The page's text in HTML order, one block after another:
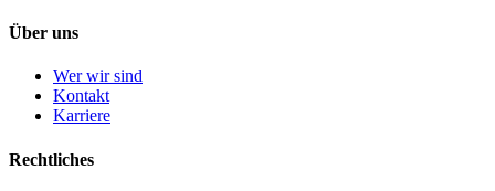
Über uns
Wer wir sind
Kontakt
Karriere
Rechtliches